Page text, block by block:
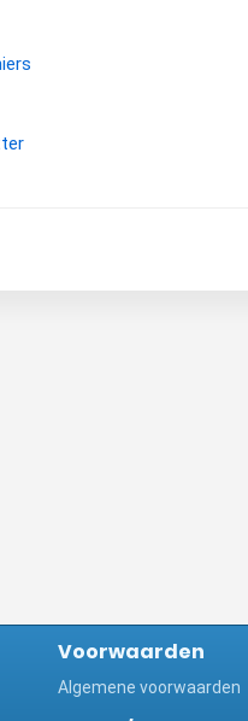
Voorwaarden
Algemene voorwaarden